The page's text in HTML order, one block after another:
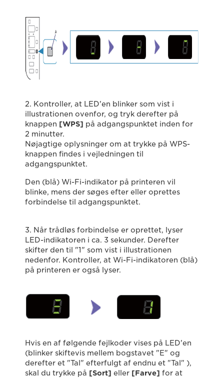
2. Kontroller, at LED'en blinker som vist i
illustrationen ovenfor, og tryk derefter på
knappen [WPS] på adgangspunktet inden for
2 minutter.
Nøjagtige oplysninger om at trykke på WPS-
knappen findes i vejledningen til
adgangspunktet.
Den (blå) Wi-Fi-indikator på printeren vil
blinke, mens der søges efter eller oprettes
forbindelse til adgangspunktet.
3. Når trådløs forbindelse er oprettet, lyser
LED-indikatoren i ca. 3 sekunder. Derefter
skifter den til "1" som vist i illustrationen
nedenfor. Kontroller, at Wi-Fi-indikatoren (blå)
på printeren er også lyser.
Hvis en af følgende fejlkoder vises på LED'en
(blinker skiftevis mellem bogstavet "E" og
derefter et "Tal" efterfulgt af endnu et "Tal" ),
skal du trykke på [Sort] eller [Farve] for at